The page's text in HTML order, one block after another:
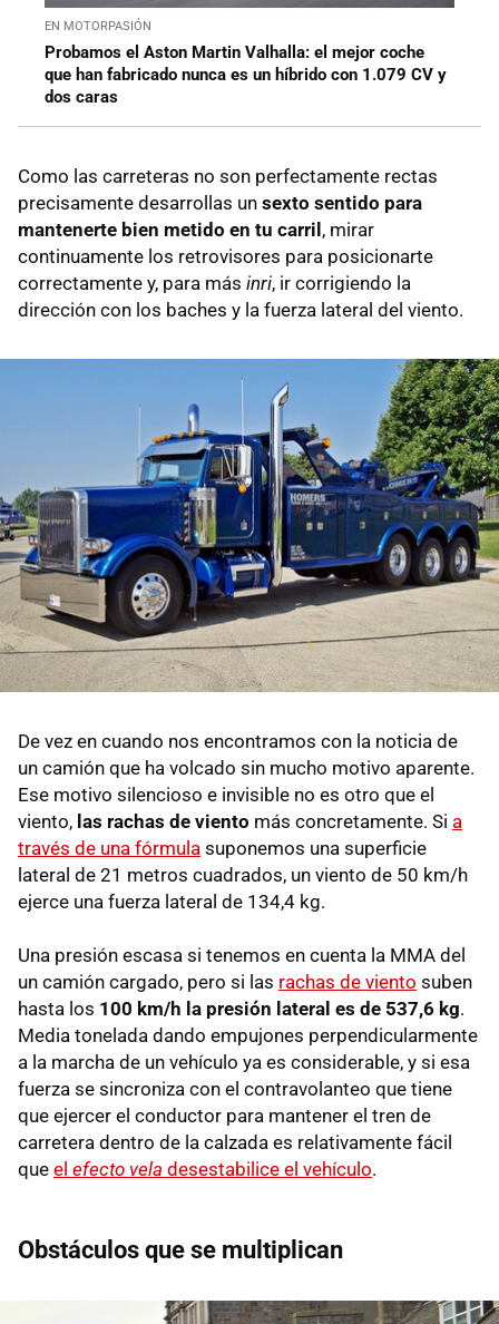
EN MOTORPASIÓN
Probamos el Aston Martin Valhalla: el mejor coche
que han fabricado nunca es un híbrido con 1.079 CV y
dos caras
Como las carreteras no son perfectamente rectas
precisamente desarrollas un sexto sentido para
mantenerte bien metido en tu carril , mirar
continuamente los retrovisores para posicionarte
correctamente y, para más inri, ir corrigiendo la
dirección con los baches y la fuerza lateral del viento.
De vez en cuando nos encontramos con la noticia de
un camión que ha volcado sin mucho motivo aparente.
Ese motivo silencioso e invisible no es otro que el
viento, las rachas de viento más concretamente. Si a
través de una fórmula suponemos una superficie
lateral de 21 metros cuadrados, un viento de 50 km/h
ejerce una fuerza lateral de 134,4 kg.
Una presión escasa si tenemos en cuenta la MMA del
un camión cargado, pero si las rachas de viento suben
hasta los 100 km/h la presión lateral es de 537,6 kg.
Media tonelada dando empujones perpendicularmente
a la marcha de un vehículo ya es considerable, y si esa
fuerza se sincroniza con el contravolanteo que tiene
que ejercer el conductor para mantener el tren de
carretera dentro de la calzada es relativamente fácil
que el efecto vela desestabilice el vehículo.
Obstáculos que se multiplican